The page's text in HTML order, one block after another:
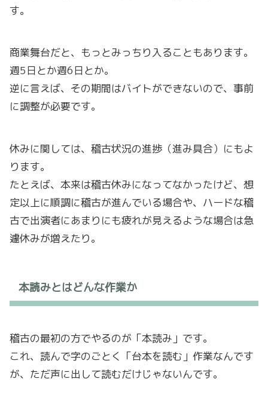
す。
商業舞台だと、もっとみっちり入ることもあります。
週5日とか週6日とか。
逆に言えば、その期間はバイトができないので、事前
に調整が必要です。
休みに関しては、稽古状況の進捗（進み具合）にもよ
ります。
たとえば、本来は稽古休みになってなかったけど、想
定以上に順調に稽古が進んでいる場合や、ハードな稽
古で出演者にあまりにも疲れが見えるような場合は急
遽休みが増えたり。
本読みとはどんな作業か
稽古の最初の方でやるのが「本読み」です。
これ、読んで字のごとく「台本を読む」作業なんです
が、ただ声に出して読むだけじゃないんです。